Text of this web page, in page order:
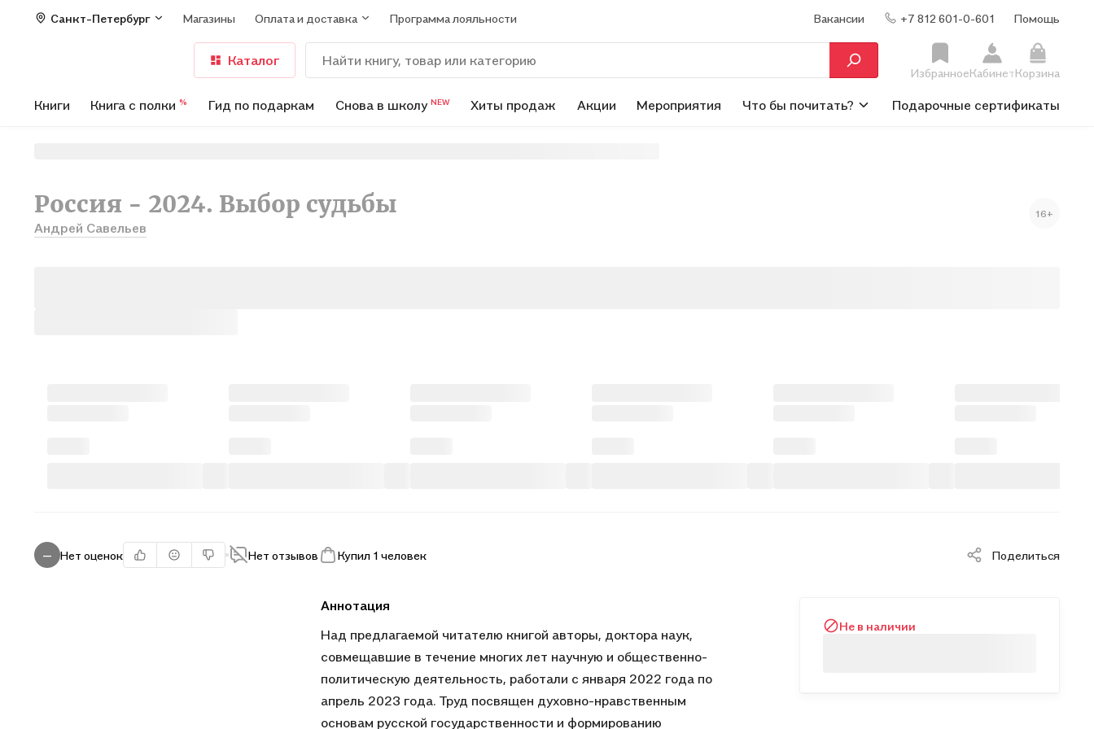
Санкт-Петербург Магазины Оплата и доставка Программа лояльности Вакансии +7 812 601-0-601 Помощь
Каталог
ИзбранноеКабинетКорзина
Книги Книга с полки % Гид по подаркам Снова в школу NEW Хиты продаж Акции Мероприятия Что бы почитать? Подарочные сертификаты
Россия - 2024. Выбор судьбы
Андрей Савельев
16+
— Нет оценок Нет отзывов Купил 1 человек Поделиться
Аннотация
Над предлагаемой читателю книгой авторы, доктора наук,
совмещавшие в течение многих лет научную и общественно-
политическую деятельность, работали с января 2022 года по
апрель 2023 года. Труд посвящен духовно-нравственным
основам русской государственности и формированию
Не в наличии